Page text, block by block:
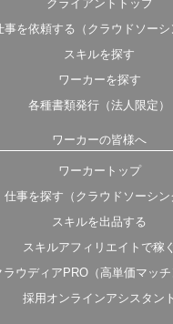
クライアントトップ
事を依頼する（クラウドソーシ
スキルを探す
ワーカーを探す
各種書類発行（法人限定）
ワーカーの皆様へ
ワーカートップ
仕事を探す（クラウドソーシン
スキルを出品する
スキルアフィリエイトで稼
ラウディアPRO（高単価マッチ
採用オンラインアシスタント